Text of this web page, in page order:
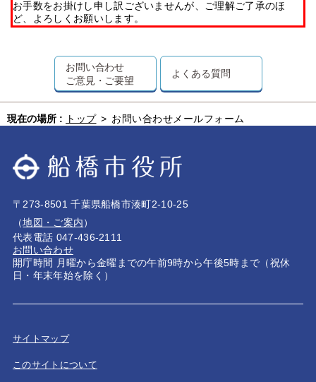
お手数をお掛けし申し訳ございませんが、ご理解ご了承のほ
ど、よろしくお願いします。
お問い合わせ
ご意見・ご要望
よくある質問
現在の場所 : トップ > お問い合わせメールフォーム
〒273-8501 千葉県船橋市湊町2-10-25
（地図・ご案内）
代表電話 047-436-2111
お問い合わせ
開庁時間 月曜から金曜までの午前9時から午後5時まで（祝休
日・年末年始を除く）
サイトマップ
このサイトについて